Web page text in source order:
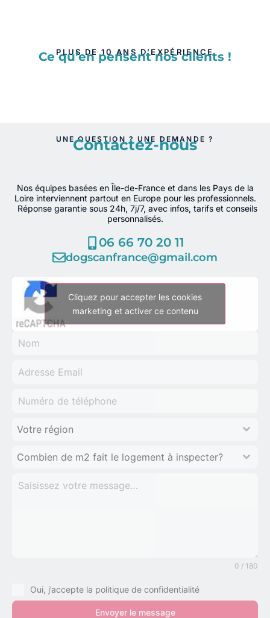
PLUS DE 10 ANS D’EXPÉRIENCE
Ce qu’en pensent nos clients !
UNE QUESTION ? UNE DEMANDE ?
Contactez-nous
Nos équipes basées en Île-de-France et dans les Pays de la
Loire interviennent partout en Europe pour les professionnels.
Réponse garantie sous 24h, 7j/7, avec infos, tarifs et conseils
personnalisés.
06 66 70 20 11
dogscanfrance@gmail.com
Cliquez pour accepter les cookies
marketing et activer ce contenu
Votre région
Combien de m2 fait le logement à inspecter?
0 / 180
Oui, j’accepte la politique de confidentialité
Envoyer le message